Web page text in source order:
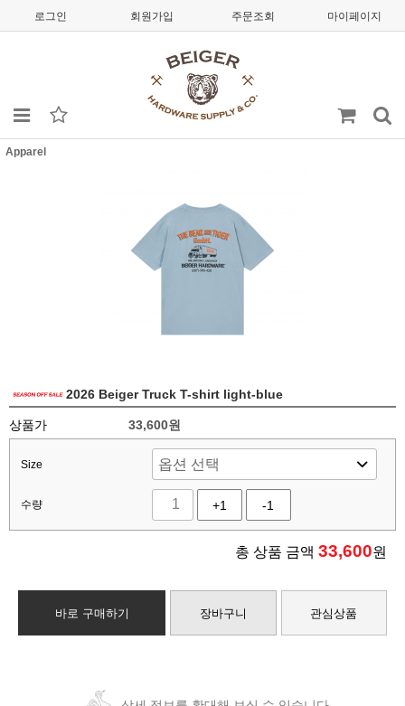
로그인 회원가입 주문조회 마이페이지
Apparel
2026 Beiger Truck T-shirt light-blue
상품가 33,600원
Size
수량 +1 -1
총 상품 금액 33,600원
바로 구매하기 장바구니 관심상품